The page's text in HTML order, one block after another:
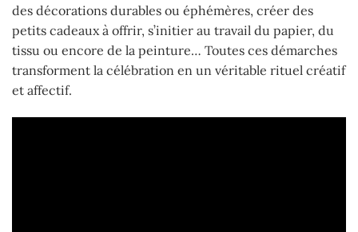
des décorations durables ou éphémères, créer des
petits cadeaux à offrir, s’initier au travail du papier, du
tissu ou encore de la peinture… Toutes ces démarches
transforment la célébration en un véritable rituel créatif
et affectif.